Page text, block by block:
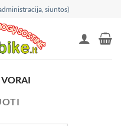
siuntos)
VORAI